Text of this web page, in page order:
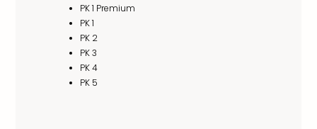
PK 1 Premium
PK 1
PK 2
PK 3
PK 4
PK 5